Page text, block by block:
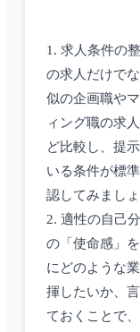
1. 求人条件の
の求人だけで
似の企画職や
ィング職の求
ど比較し、提
いる条件が標
認してみましょ
2. 適性の自己
の「使命感」
にどのような
揮したいか、
ておくことで